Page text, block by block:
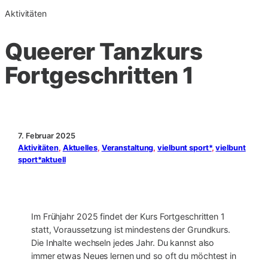
Aktivitäten
Queerer Tanzkurs
Fortgeschritten 1
7. Februar 2025
Aktivitäten, Aktuelles, Veranstaltung, vielbunt sport*, vielbunt
sport*aktuell
Im Frühjahr 2025 findet der Kurs Fortgeschritten 1
statt, Voraussetzung ist mindestens der Grundkurs.
Die Inhalte wechseln jedes Jahr. Du kannst also
immer etwas Neues lernen und so oft du möchtest in